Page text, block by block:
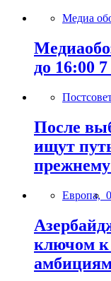
Медиа
до 16:00 7
После
ищут
Европа,
ключом к